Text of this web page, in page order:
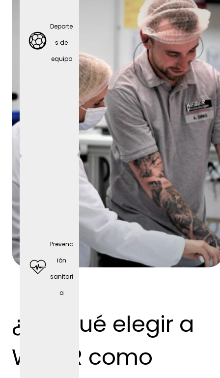
a
Deporte
Deporte
s de
equipo
Prevenc
ión
sanitari
a
¿Por qué elegir a
WEBER como